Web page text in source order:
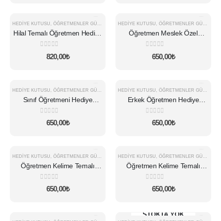
HEDIYE KUTUSU , ÖĞRETMENLER GÜNÜ
Hilal Temalı Öğretmen Hediye
Kutusu
5 üzerinden
820,00₺
HEDIYE KUTUSU , ÖĞRETMENLER GÜNÜ
Öğretmen Meslek Özel
Hediye Kutusu
5 üzerinden
650,00₺
HEDIYE KUTUSU ÖĞRETMENLER GÜNÜ
Sınıf Öğretmeni Hediye
Kutusu
5 üzerinden
650,00₺
HEDIYE KUTUSU ÖĞRETMENLER GÜNÜ
Erkek Öğretmen Hediye
Kutusu
5 üzerinden
650,00₺
HEDIYE KUTUSU , ÖĞRETMENLER GÜNÜ
Öğretmen Kelime Temalı
Hediye Kutusu v2
5 üzerinden
650,00₺
HEDIYE KUTUSU , ÖĞRETMENLER GÜNÜ
Öğretmen Kelime Temalı
Hediye Kutusu v1
5 üzerinden
650,00₺
STOKTA YOK